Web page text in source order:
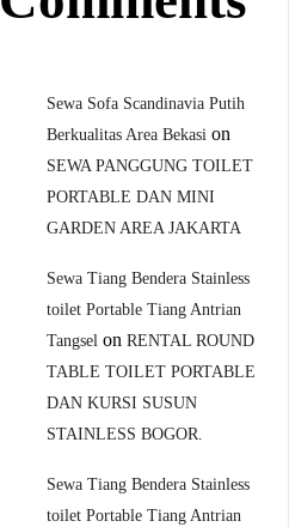
Sewa Sofa Scandinavia Putih
Berkualitas Area Bekasi on
SEWA PANGGUNG TOILET
PORTABLE DAN MINI
GARDEN AREA JAKARTA
Sewa Tiang Bendera Stainless
toilet Portable Tiang Antrian
Tangsel onRENTAL ROUND
TABLE TOILET PORTABLE
DAN KURSI SUSUN
STAINLESS BOGOR.
Sewa Tiang Bendera Stainless
toilet Portable Tiang Antrian